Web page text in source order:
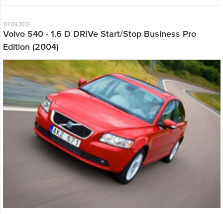
07.09.2013
Volvo S40 - 1.6 D DRIVe Start/Stop Business Pro
Edition (2004)